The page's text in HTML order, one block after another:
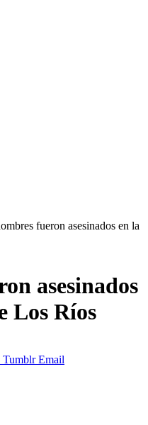
fueron asesinados en la
asesinados
Los Ríos
Tumblr Email